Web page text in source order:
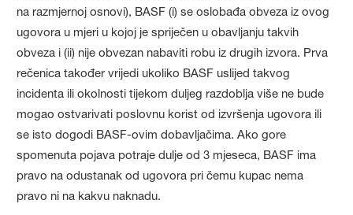
na razmjernoj osnovi), BASF (i) se oslobađa obveza iz ovog
ugovora u mjeri u kojoj je spriječen u obavljanju takvih
obveza i (ii) nije obvezan nabaviti robu iz drugih izvora. Prva
rečenica također vrijedi ukoliko BASF uslijed takvog
incidenta ili okolnosti tijekom duljeg razdoblja više ne bude
mogao ostvarivati poslovnu korist od izvršenja ugovora ili
se isto dogodi BASF-ovim dobavljačima. Ako gore
spomenuta pojava potraje dulje od 3 mjeseca, BASF ima
pravo na odustanak od ugovora pri čemu kupac nema
pravo ni na kakvu naknadu.